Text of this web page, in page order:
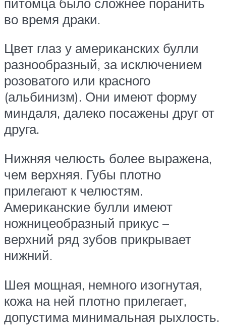
во время драки.
Цвет глаз у американских булли
разнообразный, за исключением
розоватого или красного
(альбинизм). Они имеют форму
миндаля, далеко посажены друг от
друга.
Нижняя челюсть более выражена,
чем верхняя. Губы плотно
прилегают к челюстям.
Американские булли имеют
ножницеобразный прикус –
верхний ряд зубов прикрывает
нижний.
Шея мощная, немного изогнутая,
кожа на ней плотно прилегает,
допустима минимальная рыхлость.